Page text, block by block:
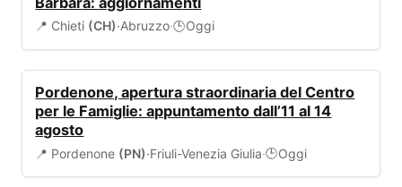
📍 Chieti (CH)·Abruzzo·🕒Oggi
Pordenone, apertura straordinaria del Centro
per le Famiglie: appuntamento dall’11 al 14
agosto
📍 Pordenone (PN)·Friuli-Venezia Giulia·🕒Oggi